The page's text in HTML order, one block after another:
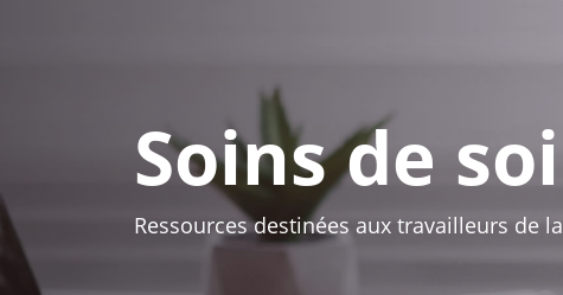
Soins de soi
Ressources destinées aux travailleurs de